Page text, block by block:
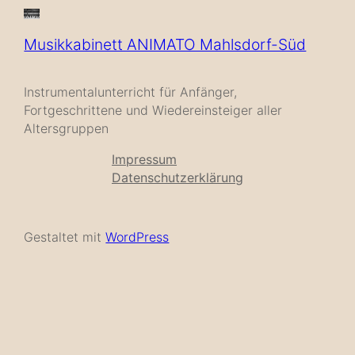
Musikkabinett ANIMATO Mahlsdorf-Süd
Instrumentalunterricht für Anfänger,
Fortgeschrittene und Wiedereinsteiger aller
Altersgruppen
Impressum
Datenschutzerklärung
Gestaltet mitWordPress